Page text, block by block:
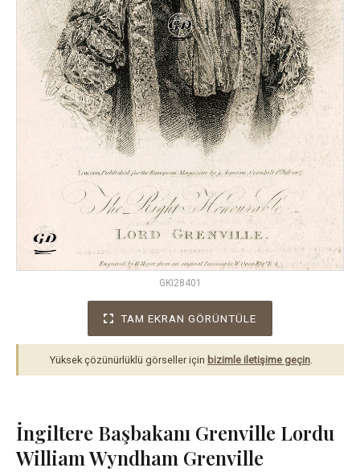
GKI28401
TAM EKRAN GÖRÜNTÜLE
Yüksek çözünürlüklü görseller için bizimle iletişime geçin.
İngiltere Başbakanı Grenville Lordu
William Wyndham Grenville